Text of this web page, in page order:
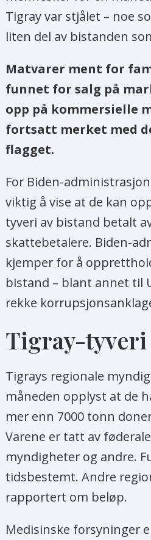
Tigray var stjålet – noe
liten del av bistanden
Matvarer ment for
funnet for salg på
opp på kommersielle
fortsatt merket med
flagget.
For Biden-
viktig å vise at de kan
tyveri av bistand betalt
skattebetalere. Biden-
kjemper for å
bistand – blant annet til
rekke
Tigray-tyveri
Tigrays regionale
måneden opplyst at de
mer enn 7000 tonn
Varene er tatt av
myndigheter og andre.
tidsbestemt. Andre
rapportert om beløp.
Medisinske forsyninger